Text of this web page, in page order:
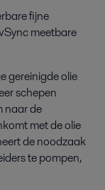
fijne
meetbare
gereinigde olie
schepen
naar de
met de olie
de noodzaak
te pompen,